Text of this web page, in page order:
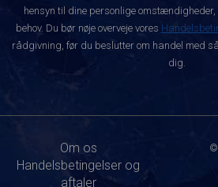
hensyn til dine personlige omstændigheder,
behov. Du bør nøje overveje vores
rådgivning, før du beslutter om handel med
dig.
Om os
Handelsbetingelser og
aftaler
©